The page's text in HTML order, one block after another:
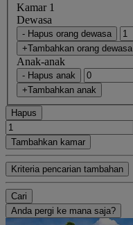
Kamar 1
Dewasa
- Hapus orang dewasa
+Tambahkan orang dewasa
Anak-anak
- Hapus anak
+Tambahkan anak
Hapus
Tambahkan kamar
Kriteria pencarian tambahan
Cari
Anda pergi ke mana saja?